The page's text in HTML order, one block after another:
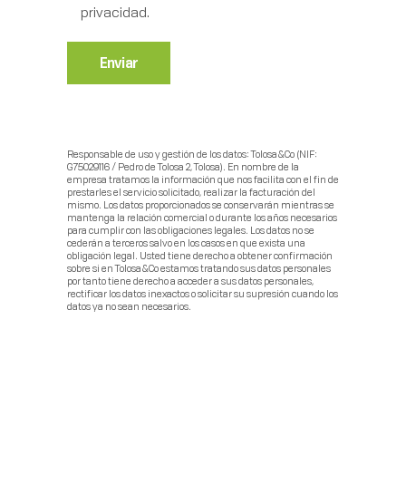
privacidad.
Responsable de uso y gestión de los datos: Tolosa&Co (NIF:
G75029116 / Pedro de Tolosa 2, Tolosa). En nombre de la
empresa tratamos la información que nos facilita con el fin de
prestarles el servicio solicitado, realizar la facturación del
mismo. Los datos proporcionados se conservarán mientras se
mantenga la relación comercial o durante los años necesarios
para cumplir con las obligaciones legales. Los datos no se
cederán a terceros salvo en los casos en que exista una
obligación legal. Usted tiene derecho a obtener confirmación
sobre si en Tolosa&Co estamos tratando sus datos personales
por tanto tiene derecho a acceder a sus datos personales,
rectificar los datos inexactos o solicitar su supresión cuando los
datos ya no sean necesarios.